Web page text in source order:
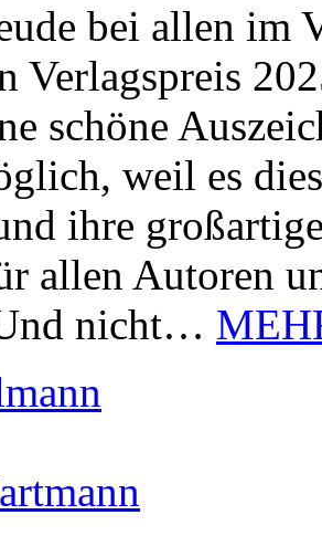
bei allen im
Verlagspreis
schöne
weil es
ihre
allen Autoren
nicht…